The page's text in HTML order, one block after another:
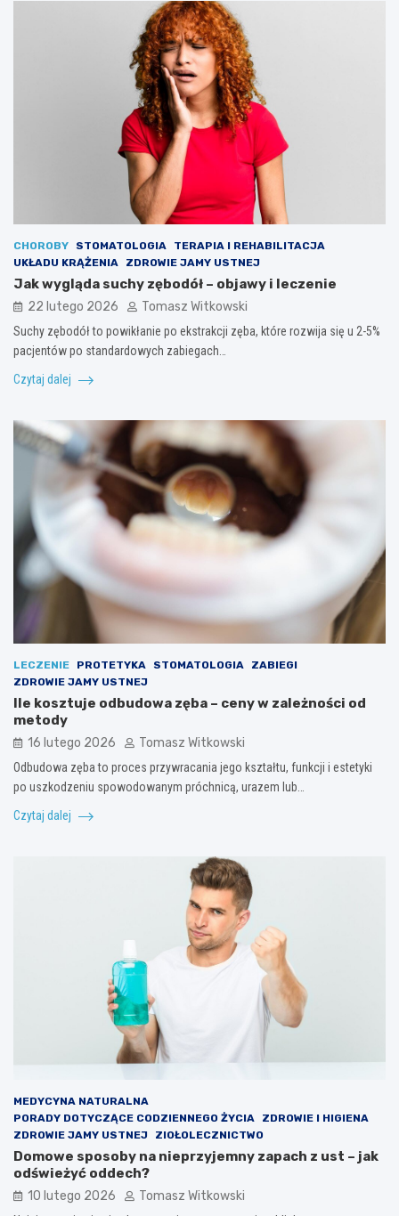
CHOROBY STOMATOLOGIA
TERAPIA I REHABILITACJA
UKŁADU KRĄŻENIA
ZDROWIE JAMY USTNEJ
Jak wygląda suchy zębodół – objawy i leczenie
22 lutego 2026 Tomasz Witkowski
Suchy zębodół to powikłanie po ekstrakcji zęba, które rozwija się u 2-5%
pacjentów po standardowych zabiegach…
Czytaj dalej
LECZENIE PROTETYKA STOMATOLOGIA
ZABIEGI
ZDROWIE JAMY USTNEJ
Ile kosztuje odbudowa zęba – ceny w zależności od
metody
16 lutego 2026 Tomasz Witkowski
Odbudowa zęba to proces przywracania jego kształtu, funkcji i estetyki
po uszkodzeniu spowodowanym próchnicą, urazem lub…
Czytaj dalej
MEDYCYNA NATURALNA
PORADY DOTYCZĄCE CODZIENNEGO ŻYCIA
ZDROWIE I HIGIENA
ZDROWIE JAMY USTNEJ
ZIOŁOLECZNICTWO
Domowe sposoby na nieprzyjemny zapach z ust – jak
odświeżyć oddech?
10 lutego 2026 Tomasz Witkowski